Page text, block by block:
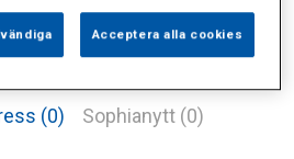
(0) Sophianytt (0)
Acceptera alla cookies